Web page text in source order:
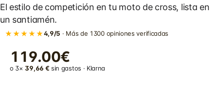
El estilo de competición en tu moto de cross, lista en
un santiamén.
★★★★★4,9/5 · Más de 1300 opiniones verificadas
119.00€
o 3×39,66 € sin gastos · Klarna